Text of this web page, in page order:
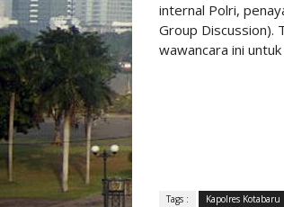
internal Polri,
Group Discussion).
wawancara ini
Tags : Kapolres Kotabaru